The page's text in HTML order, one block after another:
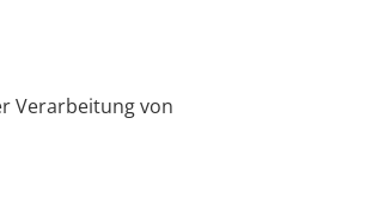
Verarbeitung von